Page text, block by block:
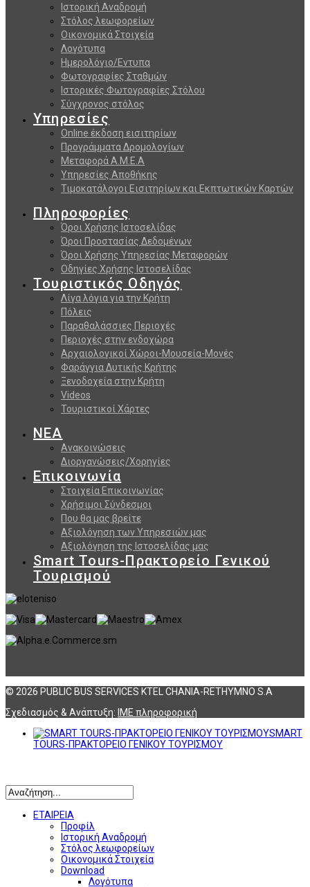
Ιστορική Αναδρομή
Στόλος λεωφορείων
Οικονομικά Στοιχεία
Λογότυπα
Ημερολόγιο/Εντυπα
Φωτογραφίες Σταθμών
Ιστορικές Φωτογραφίες Στόλου
Σύγχρονος στόλος
Υπηρεσίες
Online έκδοση εισιτηρίων
Προγράμματα Δρομολογίων
Μεταφορά Α.Μ.Ε.Α
Υπηρεσίες Αποθήκης
Τιμοκατάλογοι Εισιτηρίων και Εκπτωτικών Καρτών
Πληροφορίες
Όροι Χρήσης Ιστοσελίδας
Όροι Προστασίας Δεδομένων
Όροι Χρήσης Υπηρεσίας Μεταφορών
Οδηγίες Χρήσης Ιστοσελίδας
Τουριστικός Οδηγός
Λίγα λόγια για την Κρήτη
Πόλεις
Παραθαλάσσιες Περιοχές
Περιοχές στην ενδοχώρα
Αρχαιολογικοί Χώροι-Μουσεία-Μονές
Φαράγγια Δυτικής Κρήτης
Ξενοδοχεία στην Κρήτη
Videos
Τουριστικοί Χάρτες
ΝΕΑ
Ανακοινώσεις
Διοργανώσεις/Χορηγίες
Επικοινωνία
Στοιχεία Επικοινωνίας
Χρήσιμοι Σύνδεσμοι
Που θα μας βρείτε
Αξιολόγηση των Υπηρεσιών μας
Αξιολόγηση της Ιστοσελίδας μας
Smart Tours-Πρακτορείο Γενικού
Τουρισμού
© 2026 PUBLIC BUS SERVICES KTEL CHANIA-RETHYMNO S.A
Σχεδιασμός & Ανάπτυξη: ΙΜΕ πληροφορική
SMART
TOURS-ΠΡΑΚΤΟΡΕΙΟ ΓΕΝΙΚΟΥ ΤΟΥΡΙΣΜΟΥ
ΕΤΑΙΡΕΙΑ
Προφίλ
Ιστορική Αναδρομή
Στόλος λεωφορείων
Οικονομικά Στοιχεία
Download
Λογότυπα